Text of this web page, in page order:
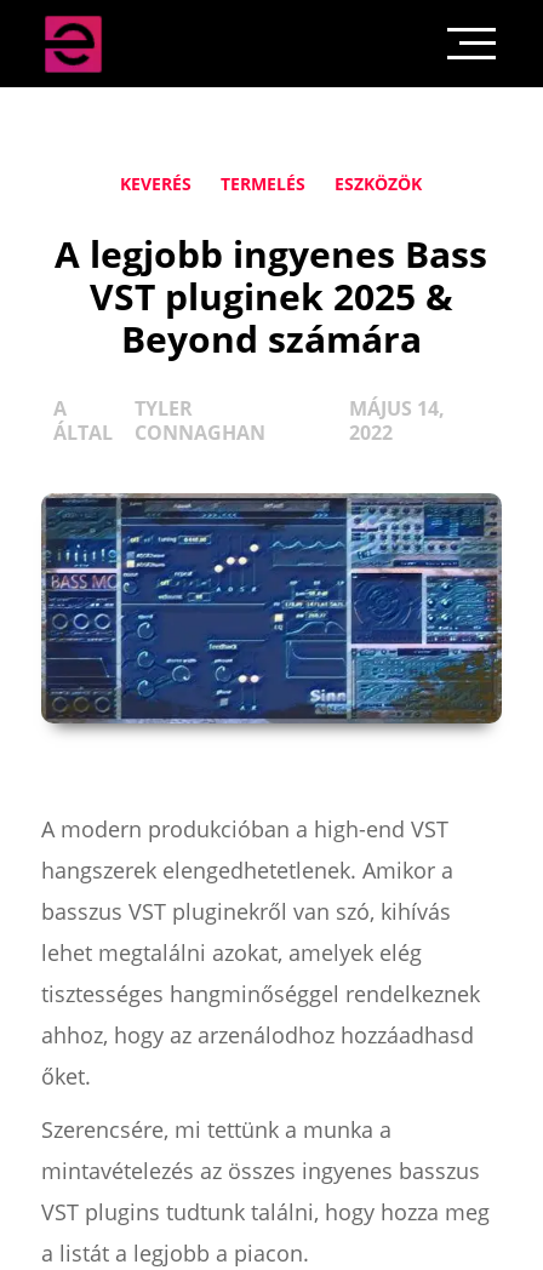
KEVERÉS TERMELÉS ESZKÖZÖK
A legjobb ingyenes Bass
VST pluginek 2025 &
Beyond számára
A
ÁLTAL
TYLER
CONNAGHAN
MÁJUS 14,
2022
A modern produkcióban a high-end VST
hangszerek elengedhetetlenek. Amikor a
basszus VST pluginekről van szó, kihívás
lehet megtalálni azokat, amelyek elég
tisztességes hangminőséggel rendelkeznek
ahhoz, hogy az arzenálodhoz hozzáadhasd
őket.
Szerencsére, mi tettünk a munka a
mintavételezés az összes ingyenes basszus
VST plugins tudtunk találni, hogy hozza meg
a listát a legjobb a piacon.